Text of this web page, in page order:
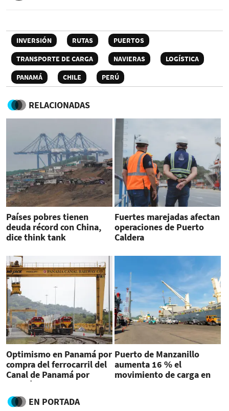
INVERSIÓN RUTAS
PUERTOS
TRANSPORTE DE CARGA
NAVIERAS
LOGÍSTICA
PANAMÁ
CHILE PERÚ
RELACIONADAS
Países pobres tienen
deuda récord con China,
dice think tank
Fuertes marejadas afectan
operaciones de Puerto
Caldera
Optimismo en Panamá por
compra del ferrocarril del
Canal de Panamá por
división de Maersk
Puerto de Manzanillo
aumenta 16 % el
movimiento de carga en
EN PORTADA